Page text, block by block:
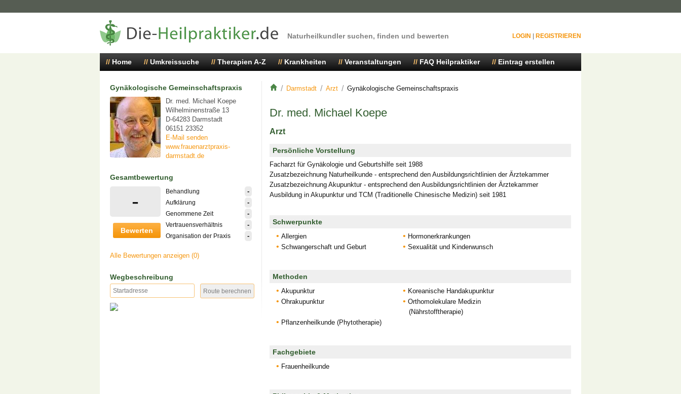
Naturheilkundler suchen, finden und bewerten LOGIN REGISTRIEREN
Home Umkreissuche Therapien A-Z Krankheiten Veranstaltungen FAQ Heilpraktiker Eintrag erstellen
Gynäkologische Gemeinschaftspraxis
Dr. med. Michael Koepe
Wilhelminenstraße 13
D-64283 Darmstadt
06151 23352
E-Mail senden
www.frauenarztpraxis-
darmstadt.de
Gesamtbewertung
-
Bewerten
Behandlung -
Aufklärung -
Genommene Zeit -
Vertrauensverhältnis -
Organisation der Praxis -
Alle Bewertungen anzeigen (0)
Wegbeschreibung
Darmstadt Arzt Gynäkologische Gemeinschaftspraxis
Dr. med. Michael Koepe
Arzt
Persönliche Vorstellung
Facharzt für Gynäkologie und Geburtshilfe seit 1988
Zusatzbezeichnung Naturheilkunde - entsprechend den Ausbildungsrichtlinien der Ärztekammer
Zusatzbezeichnung Akupunktur - entsprechend den Ausbildungsrichtlinien der Ärztekammer
Ausbildung in Akupunktur und TCM (Traditionelle Chinesische Medizin) seit 1981
Schwerpunkte
Allergien
Hormonerkrankungen
Schwangerschaft und Geburt
Sexualität und Kinderwunsch
Methoden
Akupunktur
Koreanische Handakupunktur
Ohrakupunktur
Orthomolekulare Medizin
(Nährstofftherapie)
Pflanzenheilkunde (Phytotherapie)
Fachgebiete
Frauenheilkunde